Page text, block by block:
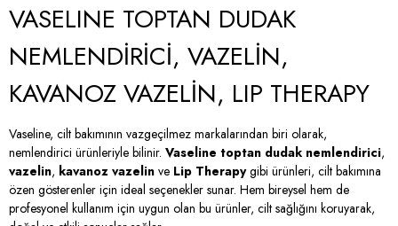
VASELINE TOPTAN DUDAK
NEMLENDİRİCİ, VAZELİN,
KAVANOZ VAZELİN, LIP THERAPY
Vaseline, cilt bakımının vazgeçilmez markalarından biri olarak,
nemlendirici ürünleriyle bilinir. Vaseline toptan dudak nemlendirici,
vazelin, kavanoz vazelin ve Lip Therapygibi ürünleri, cilt bakımına
özen gösterenler için ideal seçenekler sunar. Hem bireysel hem de
profesyonel kullanım için uygun olan bu ürünler, cilt sağlığını koruyarak,